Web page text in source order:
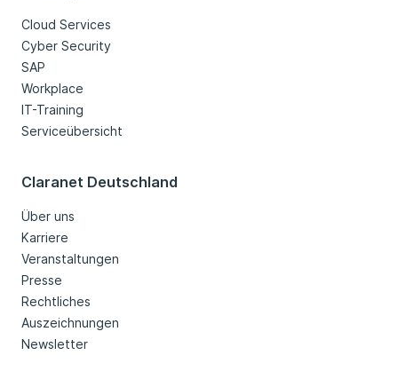
Cloud Services
Cyber Security
SAP
Workplace
IT-Training
Serviceübersicht
Claranet Deutschland
Über uns
Karriere
Veranstaltungen
Presse
Rechtliches
Auszeichnungen
Newsletter